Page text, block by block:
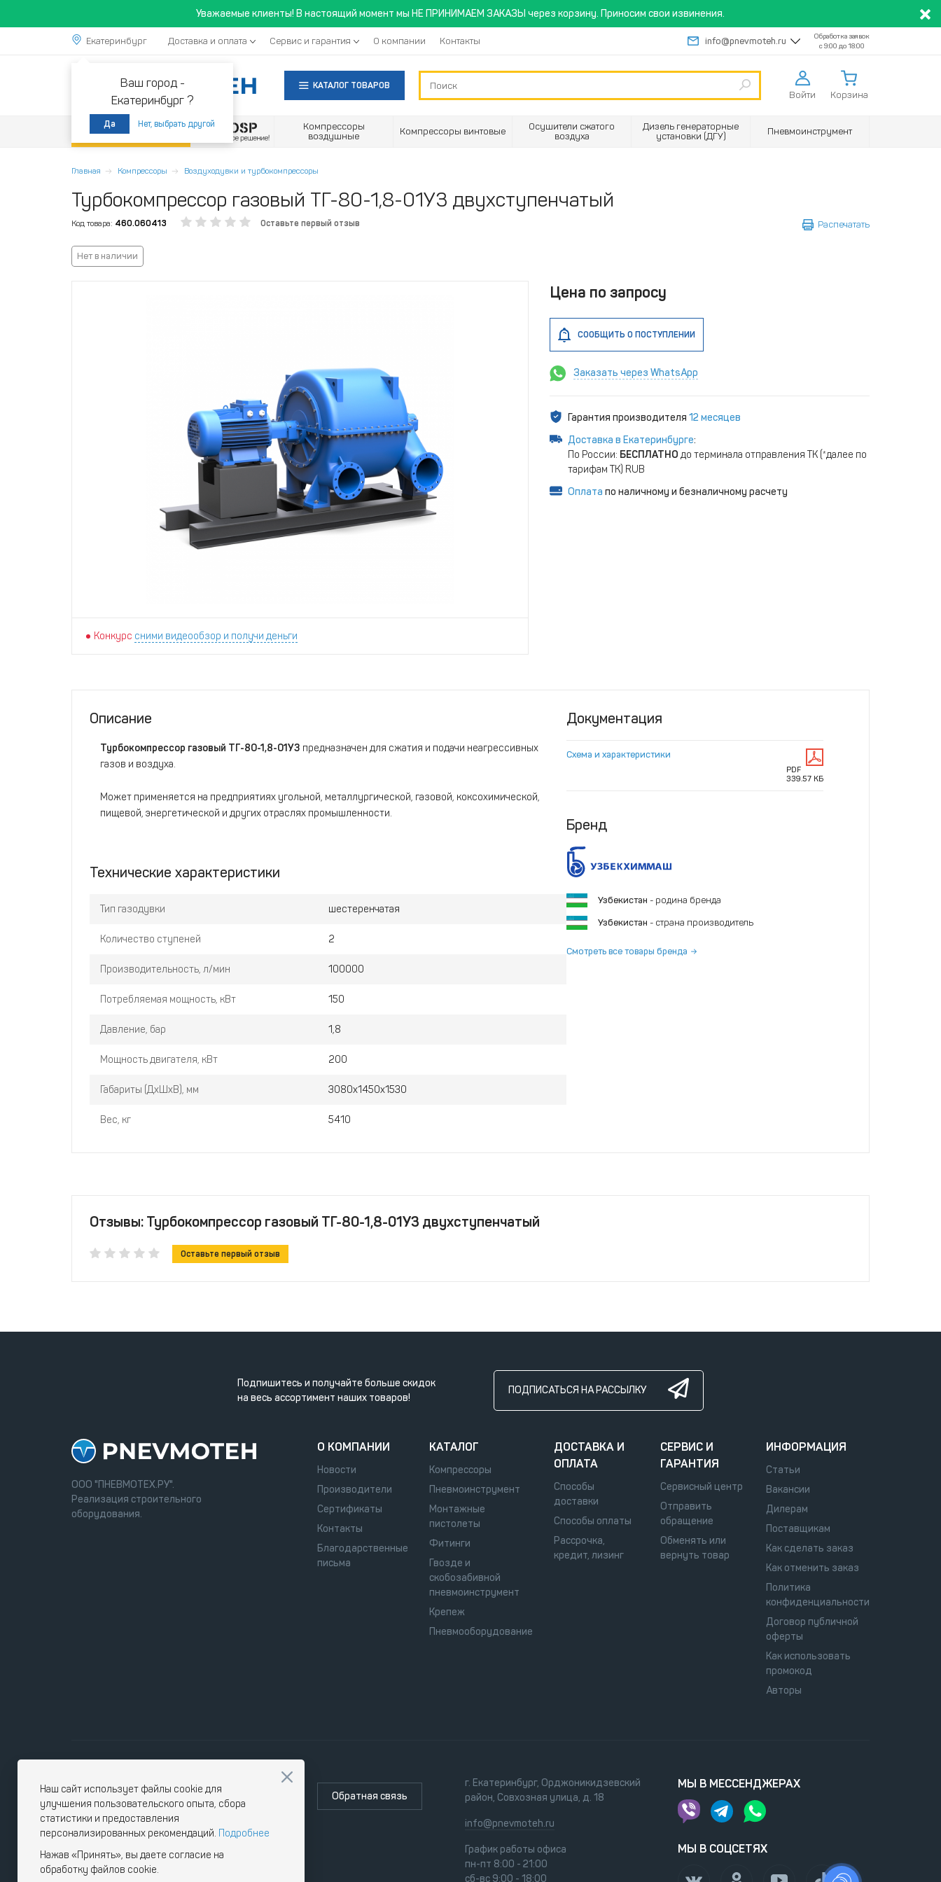
Уважаемые клиенты! В настоящий момент мы НЕ ПРИНИМАЕМ ЗАКАЗЫ через корзину. Приносим свои извинения.
Екатеринбург
Ваш город -
Екатеринбург ?
Да Нет, выбрать другой
Доставка и оплата Сервис и гарантия О компании Контакты info@pnevmoteh.ru
Обработка заявок
с 9:00 до 18:00
КАТАЛОГ ТОВАРОВ
Войти Корзина
Акции
Компрессоры
воздушные
Компрессоры винтовые
Осушители сжатого
воздуха
Дизель генераторные
установки (ДГУ)
Пневмоинструмент
Главная Компрессоры Воздуходувки и турбокомпрессоры
Турбокомпрессор газовый ТГ-80-1,8-01У3 двухступенчатый
Код товара: 460.060413 Оставьте первый отзыв Распечатать
Нет в наличии
Конкурс сними видеообзор и получи деньги
Цена по запросу
СООБЩИТЬ О ПОСТУПЛЕНИИ
Заказать через WhatsApp
Гарантия производителя 12 месяцев
Доставка в Екатеринбурге:
По России: БЕСПЛАТНО до терминала отправления ТК (*далее по
тарифам ТК) RUB
Оплата по наличному и безналичному расчету
Описание
Турбокомпрессор газовый ТГ-80-1,8-01У3 предназначен для сжатия и подачи неагрессивных
газов и воздуха.
Может применяется на предприятиях угольной, металлургической, газовой, коксохимической,
пищевой, энергетической и других отраслях промышленности.
Технические характеристики
Тип газодувки шестеренчатая
Количество ступеней 2
Производительность, л/мин 100000
Потребляемая мощность, кВт 150
Давление, бар 1,8
Мощность двигателя, кВт 200
Габариты (ДхШхВ), мм 3080х1450х1530
Вес, кг 5410
Документация
Схема и характеристики
PDF
339.57 КБ
Бренд
Узбекистан - родина бренда
Узбекистан - страна производитель
Смотреть все товары бренда
Отзывы: Турбокомпрессор газовый ТГ-80-1,8-01У3 двухступенчатый
Оставьте первый отзыв
Подпишитесь и получайте больше скидок
на весь ассортимент наших товаров!
ПОДПИСАТЬСЯ НА РАССЫЛКУ
ООО "ПНЕВМОТЕХ.РУ".
Реализация строительного
оборудования.
О КОМПАНИИ
Новости
Производители
Сертификаты
Контакты
Благодарственные
письма
КАТАЛОГ
Компрессоры
Пневмоинструмент
Монтажные
пистолеты
Фитинги
Гвозде и
скобозабивной
пневмоинструмент
Крепеж
Пневмооборудование
ДОСТАВКА И
ОПЛАТА
Способы
доставки
Способы оплаты
Рассрочка,
кредит, лизинг
СЕРВИС И
ГАРАНТИЯ
Сервисный центр
Отправить
обращение
Обменять или
вернуть товар
ИНФОРМАЦИЯ
Статьи
Вакансии
Дилерам
Поставщикам
Как сделать заказ
Как отменить заказ
Политика
конфиденциальности
Договор публичной
оферты
Как использовать
промокод
Авторы
Обратная связь
г. Екатеринбург, Орджоникидзевский
район, Совхозная улица, д. 18
info@pnevmoteh.ru
График работы офиса
пн-пт 8:00 - 21:00
сб-вс 9:00 - 18:00
МЫ В МЕССЕНДЖЕРАХ
МЫ В СОЦСЕТЯХ
Наш сайт использует файлы cookie для
улучшения пользовательского опыта, сбора
статистики и предоставления
персонализированных рекомендаций. Подробнее
Нажав «Принять», вы даете согласие на
обработку файлов cookie.